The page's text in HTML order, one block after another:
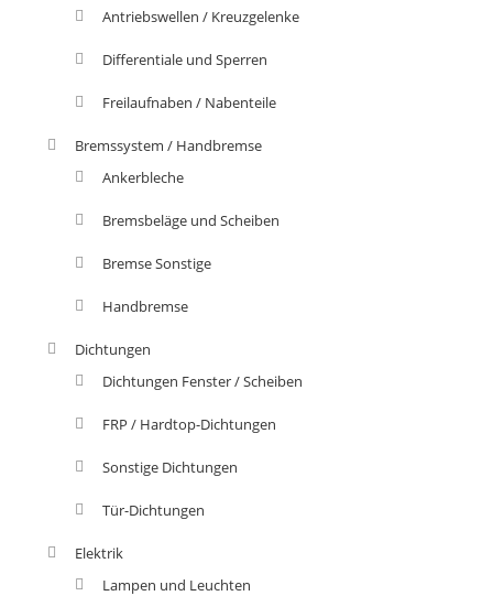
Antriebswellen / Kreuzgelenke
Differentiale und Sperren
Freilaufnaben / Nabenteile
Bremssystem / Handbremse
Ankerbleche
Bremsbeläge und Scheiben
Bremse Sonstige
Handbremse
Dichtungen
Dichtungen Fenster / Scheiben
FRP / Hardtop-Dichtungen
Sonstige Dichtungen
Tür-Dichtungen
Elektrik
Lampen und Leuchten